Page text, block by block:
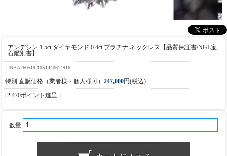
アンデシン 1.5ct ダイヤモンド 0.4ct プラチナ ネックレス【品質保証書/NGL宝
石鑑別書】
LINBA260519-10S1440614916
特別 直販価格（業者様・個人様可） 247,000円(税込)
[2,470ポイント進呈 ]
数量